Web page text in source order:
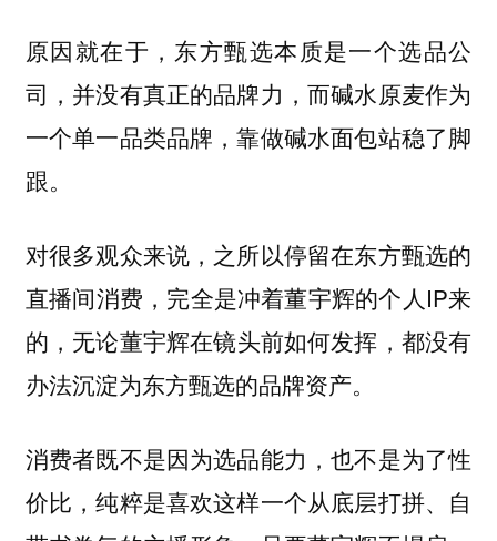
原因就在于， 东方甄选本质是一个选品公
司，并没有真正的品牌力，而碱水原麦作为
一个单一品类品牌，靠做碱水面包站稳了脚
跟。
对很多观众来说，之所以停留在东方甄选的
直播间消费，完全是冲着董宇辉的个人IP来
的， 无论董宇辉在镜头前如何发挥，都没有
办法沉淀为东方甄选的品牌资产。
消费者既不是因为选品能力，也不是为了性
价比，纯粹是喜欢这样一个从底层打拼、自